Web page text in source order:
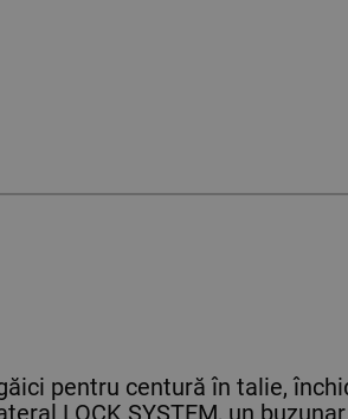
pentru centură în talie,
LOCK SYSTEM, un buzunar